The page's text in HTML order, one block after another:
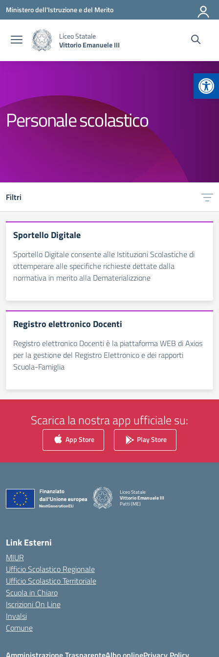
Vai ai contenuti
Vai al menu di navigazione
Vai al footer
Ministero dell'Istruzione e del Merito
Liceo Statale
Vittorio Emanuele III
Personale scolastico
Filtri
Sportello Digitale
Sportello Digitale consente alle Istituzioni Scolastiche di
ottemperare alle specifiche richieste dettate dalla
normativa in merito alla Dematerializzione
Registro elettronico Docenti
Registro elettronico Docenti è la piattaforma WEB di Axios
per la gestione del Registro Elettronico e dei rapporti
Scuola-Famiglia
Scarica la nostra app ufficiale su:
App Store Play Store
Liceo Statale
Vittorio Emanuele III
Patti (ME)
Link Esterni
MIUR
Ufficio Scolastico Regionale
Ufficio Scolastico Territoriale
Scuola in Chiaro
Iscrizioni On Line
Invalsi
Comune